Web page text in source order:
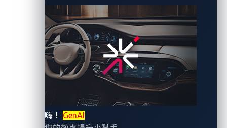
嗨！ GenAI
AWS Marketplace 架上提供了數千種軟體，簡化了軟體
授權與採購流程，提供彈性的訂價選項與多種部署方
式。其目的是希望能簡化軟體、資料與服務的採購、供
應與治理。例如，VicOnexNexus與xZETA 的使用者可
享受帳單整合與發票流程簡化的效益。
執行長鄭奕立表示：「從各方面來說，